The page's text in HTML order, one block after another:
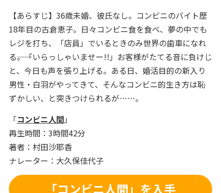
【あらすじ】36歳未婚、彼氏なし。コンビニのバイト歴
18年目の古倉恵子。日々コンビニ食を食べ、夢の中でも
レジを打ち、「店員」でいるときのみ世界の歯車になれ
る――。「いらっしゃいませー!!」お客様がたてる音に負けじ
と、今日も声を張り上げる。ある日、婚活目的の新入り
男性・白羽がやってきて、そんなコンビニ的生き方は恥
ずかしい、と突きつけられるが……。
「コンビニ人間 」
再生時間：3時間42分
著者：村田沙耶香
ナレーター：大久保佳代子
「コンビニ人間」を入手